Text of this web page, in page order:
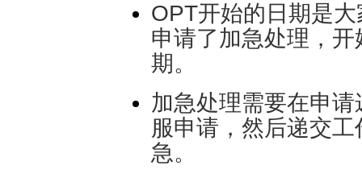
OPT开始的日期是
申请了加急处理，
期。
加急处理需要在申
服申请，然后递交
急。